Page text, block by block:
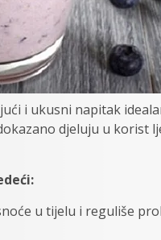
i ukusni napitak
djeluju u korist
u tijelu i reguliše